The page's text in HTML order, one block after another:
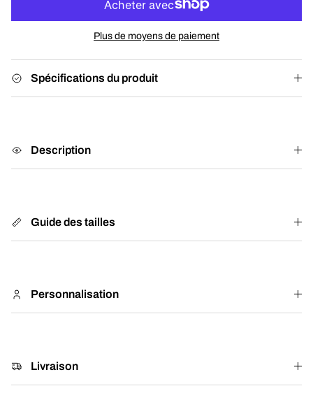
Plus de moyens de paiement
Spécifications du produit
Description
Guide des tailles
Personnalisation
Livraison